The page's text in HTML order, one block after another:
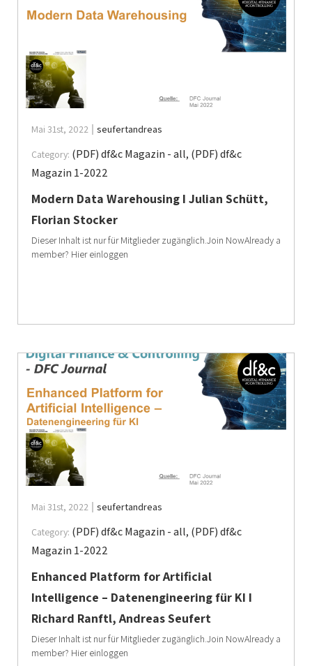
Mai 31st, 2022
seufertandreas
Category: (PDF) df&c Magazin - all, (PDF) df&c
Magazin 1-2022
Modern Data Warehousing I Julian Schütt,
Florian Stocker
Dieser Inhalt ist nur für Mitglieder zugänglich.Join NowAlready a
member? Hier einloggen
Mai 31st, 2022
seufertandreas
Category: (PDF) df&c Magazin - all, (PDF) df&c
Magazin 1-2022
Enhanced Platform for Artificial
Intelligence – Datenengineering für KI I
Richard Ranftl, Andreas Seufert
Dieser Inhalt ist nur für Mitglieder zugänglich.Join NowAlready a
member? Hier einloggen